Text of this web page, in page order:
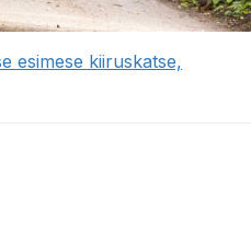
esimese kiiruskatse,